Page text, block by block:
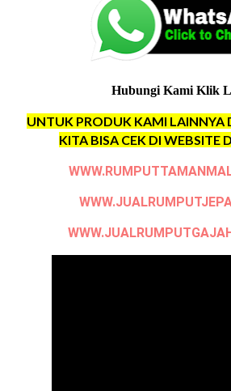
Hubungi Kami Klik
UNTUK PRODUK KAMI LAINNYA
KITA BISA CEK DI WEBSITE